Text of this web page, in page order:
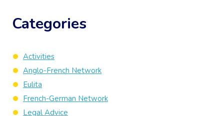
Categories
Activities
Anglo-French Network
Eulita
French-German Network
Legal Advice